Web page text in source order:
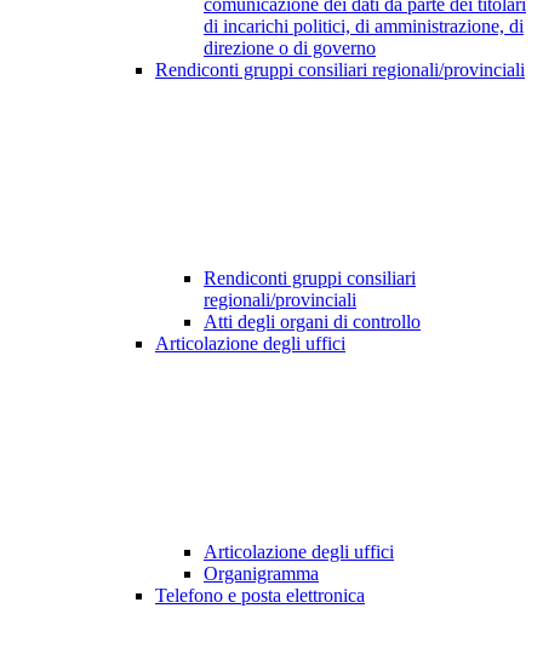
comunicazione dei dati da parte dei titolari
di incarichi politici, di amministrazione, di
direzione o di governo
Rendiconti gruppi consiliari regionali/provinciali
Rendiconti gruppi consiliari
regionali/provinciali
Atti degli organi di controllo
Articolazione degli uffici
Articolazione degli uffici
Organigramma
Telefono e posta elettronica